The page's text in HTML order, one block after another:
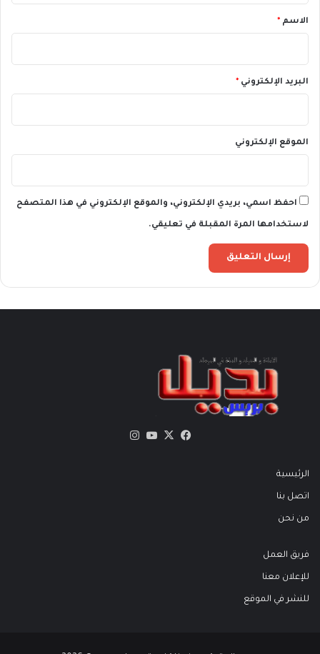
*الاسم *
البريد الإلكتروني *
الموقع الإلكتروني
احفظ اسمي، بريدي الإلكتروني، والموقع الإلكتروني في هذا المتصفح
لاستخدامها المرة المقبلة في تعليقي.
فيسبوك
X يوتيوب
الرئيسية
اتصل بنا
من نحن
فريق العمل
للإعلان معنا
للنشر في الموقع